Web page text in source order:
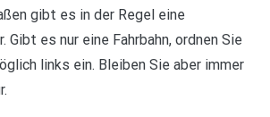
gibt es in der Regel eine
Gibt es nur eine Fahrbahn, ordnen Sie
links ein. Bleiben Sie aber immer